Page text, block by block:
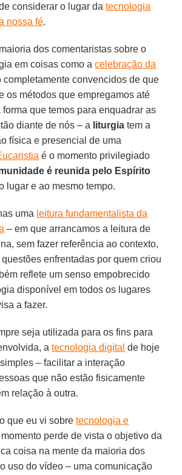
considerar o lugar datecnologia
nossa fé.
dos comentaristas sobre o
em coisas como acelebração da
completamente convencidos de que
os métodos que empregamos até
que temos para enquadrar as
diante de nós – a liturgia tem a
física e presencial de uma
é o momento privilegiado
é reunida pelo Espírito
lugar e ao mesmo tempo.
uma leitura fundamentalista da
– em que arrancamos a leitura de
sem fazer referência ao contexto,
enfrentadas por quem criou
reflete um senso empobrecido
disponível em todos os lugares
a fazer.
seja utilizada para os fins para
atecnologia digital de hoje
– facilitar a interação
que não estão fisicamente
relação à outra.
que eu vi sobretecnologia e
perde de vista o objetivo da
coisa na mente da maioria dos
uso do vídeo – uma comunicação